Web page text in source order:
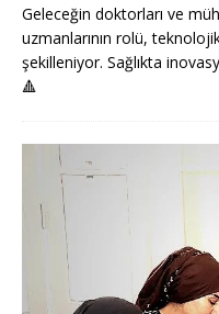
Geleceğin doktorları ve
uzmanlarının rolü,
şekilleniyor. Sağlıkta
🔺